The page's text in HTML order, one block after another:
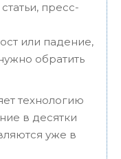
пресс-
или падение,
обратить
технологию
в десятки
уже в